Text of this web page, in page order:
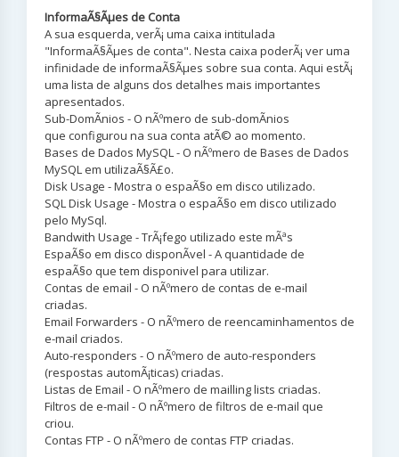
InformaÃ§Ãµes de Conta
A sua esquerda, verÃ¡ uma caixa intitulada
"InformaÃ§Ãµes de conta". Nesta caixa poderÃ¡ ver uma
infinidade de informaÃ§Ãµes sobre sua conta. Aqui estÃ¡
uma lista de alguns dos detalhes mais importantes
apresentados.
Sub-DomÃ­nios - O nÃºmero de sub-domÃ­nios
que configurou na sua conta atÃ© ao momento.
Bases de Dados MySQL - O nÃºmero de Bases de Dados
MySQL em utilizaÃ§Ã£o.
Disk Usage - Mostra o espaÃ§o em disco utilizado.
SQL Disk Usage - Mostra o espaÃ§o em disco utilizado
pelo MySql.
Bandwith Usage - TrÃ¡fego utilizado este mÃªs
EspaÃ§o em disco disponÃ­vel - A quantidade de
espaÃ§o que tem disponivel para utilizar.
Contas de email - O nÃºmero de contas de e-mail
criadas.
Email Forwarders - O nÃºmero de reencaminhamentos de
e-mail criados.
Auto-responders - O nÃºmero de auto-responders
(respostas automÃ¡ticas) criadas.
Listas de Email - O nÃºmero de mailling lists criadas.
Filtros de e-mail - O nÃºmero de filtros de e-mail que
criou.
Contas FTP - O nÃºmero de contas FTP criadas.